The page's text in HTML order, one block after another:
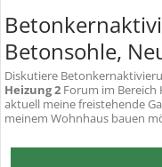
Betonsohle,
Diskutiere
Heizung 2 Forum im
aktuell meine freistehende
meinem Wohnhaus bauen